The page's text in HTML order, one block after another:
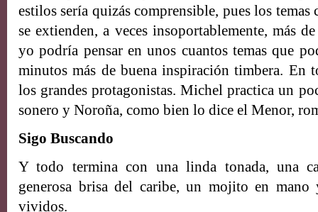
estilos sería quizás comprensible, pues los
se extienden, a veces insoportablemente, más
yo podría pensar en unos cuantos temas que
minutos más de buena inspiración timbera. En
los grandes protagonistas. Michel practica un
sonero y Noroña, como bien lo dice el Menor,
Sigo Buscando
Y todo termina con una linda tonada, una
generosa brisa del caribe, un mojito en
vividos.